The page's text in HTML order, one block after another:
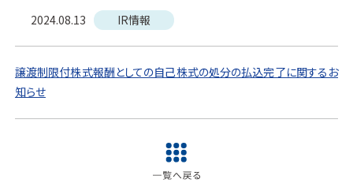
2024.08.13 IR情報
譲渡制限付株式報酬としての自己株式の処分の払込完了に関するお
知らせ